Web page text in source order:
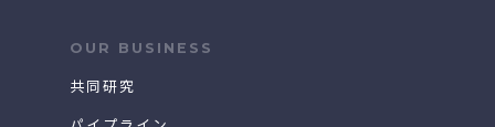
OUR BUSINESS
共同研究